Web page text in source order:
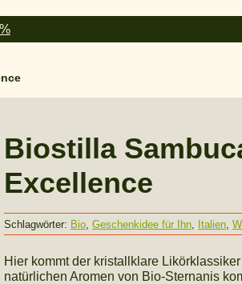
%
Biostilla
Excellence
Schlagwörter: Bio Geschenkidee für Ihn Italien
Hier kommt der kristallklare
natürlichen Aromen von Bio-Sternanis